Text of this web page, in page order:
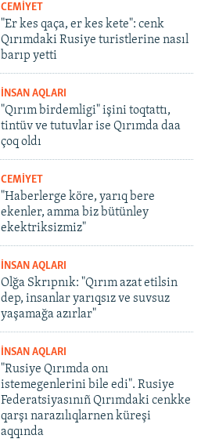
CEMİYET
"Er kes qaça, er kes kete": cenk
Qırımdaki Rusiye turistlerine nasıl
barıp yetti
İNSAN AQLARI
"Qırım birdemligi" işini toqtattı,
tintüv ve tutuvlar ise Qırımda daa
çoq oldı
CEMİYET
"Haberlerge köre, yarıq bere
ekenler, amma biz bütünley
ekektriksizmiz"
İNSAN AQLARI
Olğa Skrıpnık: "Qırım azat etilsin
dep, insanlar yarıqsız ve suvsuz
yaşamağa azırlar"
İNSAN AQLARI
"Rusiye Qırımda onı
istemegenlerini bile edi". Rusiye
Federatsiyasınıñ Qırımdaki cenkke
qarşı narazılıqlarnen küreşi
aqqında